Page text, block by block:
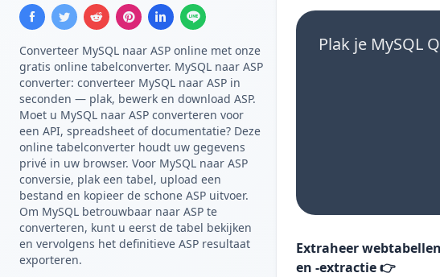
Converteer MySQL naar ASP online met onze
gratis online tabelconverter. MySQL naar ASP
converter: converteer MySQL naar ASP in
seconden — plak, bewerk en download ASP.
Moet u MySQL naar ASP converteren voor
een API, spreadsheet of documentatie? Deze
online tabelconverter houdt uw gegevens
privé in uw browser. Voor MySQL naar ASP
conversie, plak een tabel, upload een
bestand en kopieer de schone ASP uitvoer.
Om MySQL betrouwbaar naar ASP te
converteren, kunt u eerst de tabel bekijken
en vervolgens het definitieve ASP resultaat
exporteren.
Plak je MySQL
Extraheer
en -extractie 👉